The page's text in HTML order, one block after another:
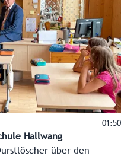
01:50
Hallwang
über den